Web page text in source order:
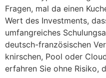
Fragen, mal da einen
Wert des Investments,
umfangreiches
deutsch-französischen
knirschen, Pool oder
erfahren Sie ohne Risiko,